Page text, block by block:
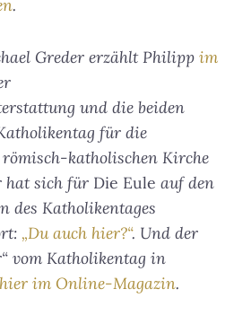
.
Greder erzählt Philipp im
und die beiden
für die
katholischen Kirche
hat sich für Die Eule auf den
des Katholikentages
„Du auch hier?“. Und der
vom Katholikentag in
hier im Online-Magazin.